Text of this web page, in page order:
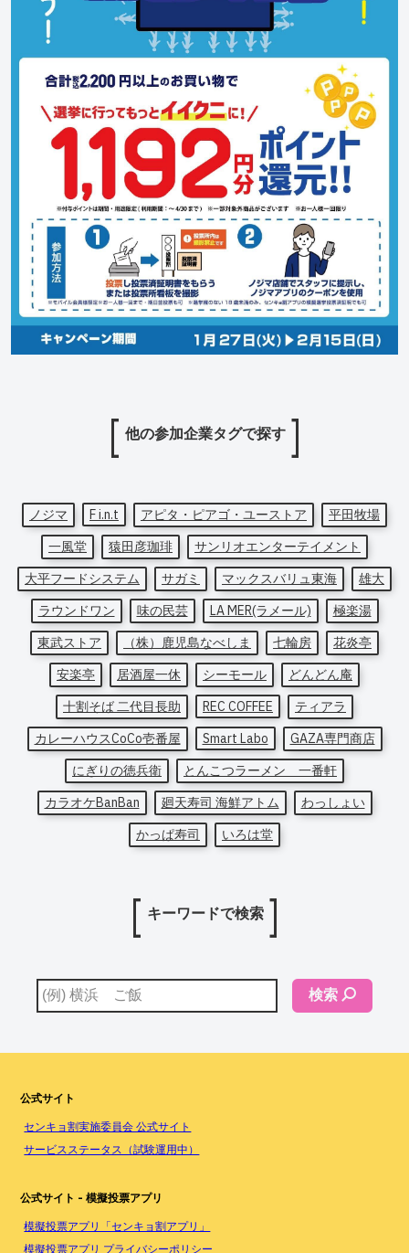
他の参加企業タグで探す
ノジマ F i.n.t アピタ・ピアゴ・ユーストア
平田牧場
一風堂
猿田彦珈琲
サンリオエンターテイメント
大平フードシステム
サガミ マックスバリュ東海
雄大
ラウンドワン
味の民芸 LA MER(ラメール)
極楽湯
東武ストア
（株）鹿児島なべしま 七輪房
花炎亭
安楽亭
居酒屋一休 シーモール
どんどん庵
十割そば 二代目長助
REC COFFEE
ティアラ
カレーハウスCoCo壱番屋
Smart Labo
GAZA専門商店
にぎりの徳兵衛
とんこつラーメン 一番軒
カラオケBanBan
廻天寿司 海鮮アトム
わっしょい
かっぱ寿司
いろは堂
キーワードで検索
検索
公式サイト
センキョ割実施委員会 公式サイト
サービスステータス（試験運用中）
公式サイト - 模擬投票アプリ
模擬投票アプリ「センキョ割アプリ」
模擬投票アプリ プライバシーポリシー